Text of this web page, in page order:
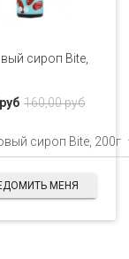
сироп Bite,
160,00 руб
МЕНЯ